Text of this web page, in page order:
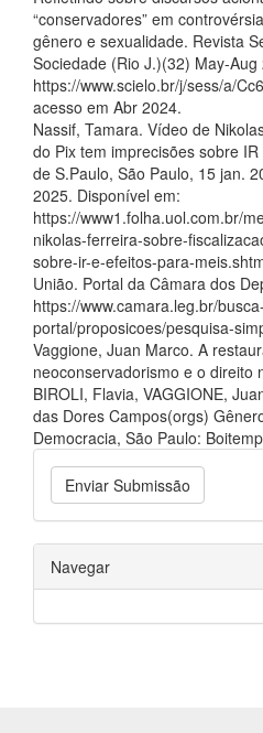
“conservadores” em
gênero e sexualidade. Revista
Sociedade (Rio J.)(32) May-
https://www.scielo.br/j/sess/a/
acesso em Abr 2024.
Nassif, Tamara. Vídeo de
do Pix tem imprecisões sobre
de S.Paulo, São Paulo, 15 jan.
2025. Disponível em:
https://www1.folha.uol.com.br/
nikolas-ferreira-sobre-
sobre-ir-e-efeitos-para-
União. Portal da Câmara dos
https://www.camara.leg.br/busca-
portal/proposicoes/pesquisa-
Vaggione, Juan Marco. A
neoconservadorismo e o direito
BIROLI, Flavia, VAGGIONE,
das Dores Campos(orgs)
Democracia, São Paulo:
Enviar Submissão
Navegar